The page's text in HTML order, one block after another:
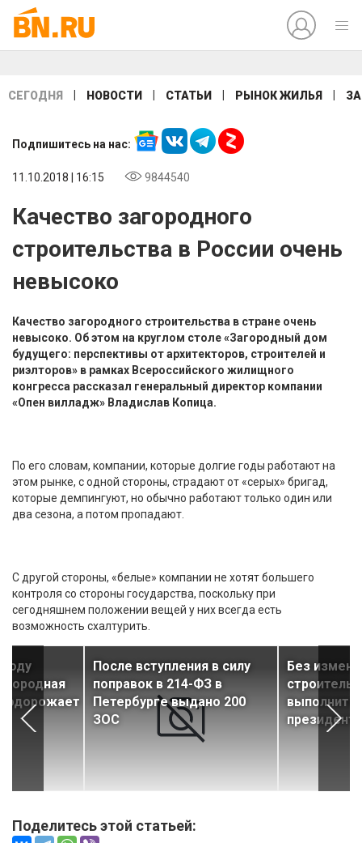
СЕГОДНЯ НОВОСТИ СТАТЬИ РЫНОК ЖИЛЬЯ
Подпишитесь на нас:
11.10.2018 | 16:15 9844540
Качество загородного
строительства в России очень
невысоко
Качество загородного строительства в стране очень
невысоко. Об этом на круглом столе «Загородный дом
будущего: перспективы от архитекторов, строителей и
риэлторов» в рамках Всероссийского жилищного
конгресса рассказал генеральный директор компании
«Опен вилладж» Владислав Копица.
По его словам, компании, которые долгие годы работают на
этом рынке, с одной стороны, страдают от «серых» бригад,
которые демпингуют, но обычно работают только один или
два сезона, а потом пропадают.
С другой стороны, «белые» компании не хотят большего
контроля со стороны государства, поскольку при
сегодняшнем положении вещей у них всегда есть
возможность схалтурить.
После вступления в силу
поправок в 214-ФЗ в
Петербурге выдано 200
ЗОС
Без
выполнить
Поделитесь этой статьей: